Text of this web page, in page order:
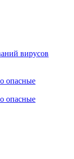
вирусов
опасные
опасные